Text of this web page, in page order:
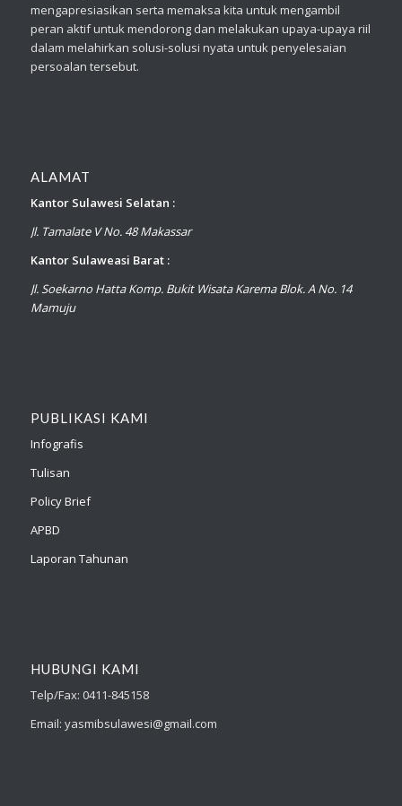
mengapresiasikan serta memaksa kita untuk mengambil
peran aktif untuk mendorong dan melakukan upaya-upaya riil
dalam melahirkan solusi-solusi nyata untuk penyelesaian
persoalan tersebut.
ALAMAT
Kantor Sulawesi Selatan :
Jl. Tamalate V No. 48 Makassar
Kantor Sulaweasi Barat :
Jl. Soekarno Hatta Komp. Bukit Wisata Karema Blok. A No. 14
Mamuju
PUBLIKASI KAMI
Infografis
Tulisan
Policy Brief
APBD
Laporan Tahunan
HUBUNGI KAMI
Telp/Fax: 0411-845158
Email: yasmibsulawesi@gmail.com